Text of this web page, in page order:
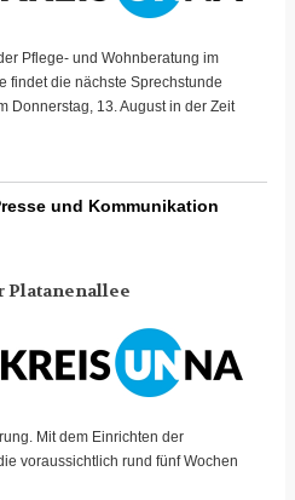
Pflege- und Wohnberatung im
findet die nächste Sprechstunde
Donnerstag, 13. August in der Zeit
und Kommunikation
Platanenallee
Mit dem Einrichten der
voraussichtlich rund fünf Wochen